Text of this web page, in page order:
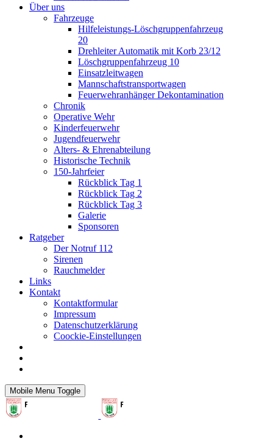
Über uns
Fahrzeuge
Hilfeleistungs-Löschgruppenfahrzeug
20
Drehleiter Automatik mit Korb 23/12
Löschgruppenfahrzeug 10
Einsatzleitwagen
Mannschaftstransportwagen
Feuerwehranhänger Dekontamination
Chronik
Operative Wehr
Kinderfeuerwehr
Jugendfeuerwehr
Alters- & Ehrenabteilung
Historische Technik
150-Jahrfeier
Rückblick Tag 1
Rückblick Tag 2
Rückblick Tag 3
Galerie
Sponsoren
Ratgeber
Der Notruf 112
Sirenen
Rauchmelder
Links
Kontakt
Kontaktformular
Impressum
Datenschutzerklärung
Coockie-Einstellungen
Mobile Menu Toggle